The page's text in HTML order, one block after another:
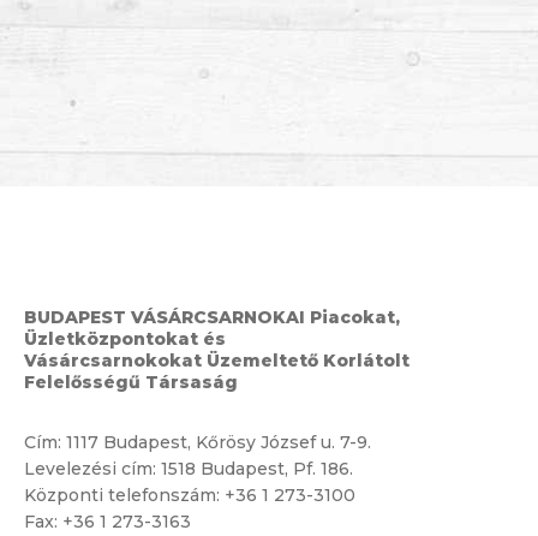
BUDAPEST VÁSÁRCSARNOKAI Piacokat,
Üzletközpontokat és
Vásárcsarnokokat Üzemeltető Korlátolt
Felelősségű Társaság
Cím: 1117 Budapest, Kőrösy József u. 7-9.
Levelezési cím: 1518 Budapest, Pf. 186.
Központi telefonszám: +36 1 273-3100
Fax: +36 1 273-3163